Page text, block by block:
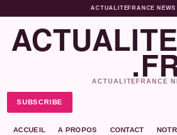
ACTUALITEFRANCE NEWS
ACTUALITEFRANCE
SUBSCRIBE
ACCUEIL A PROPOS CONTACT